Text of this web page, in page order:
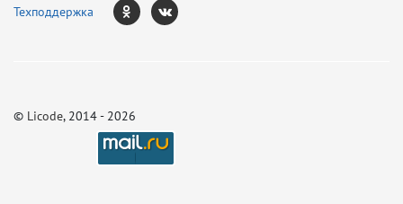
Техподдержка
© Licode, 2014 - 2026